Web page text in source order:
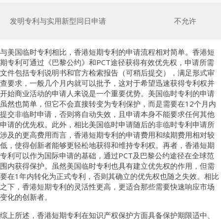
发明专利与实用新型同日申请 不允许
与美国临时专利相比，香港短期专利的申请流程相对简单。香港短
期专利可通过《巴黎公约》和PCT途径获得有效优先权，申请所需
文件包括专利说明书和官方检索报告（可稍后提交），满足形式审
查要求，一般几个月内就可以批予，这对于希望迅速获得专利权并
开始商业活动的申请人来说是一个重要优势。美国临时专利的申请
虽然也简单，但它不会直接转变为专利保护，而是需要在12个月内
提交非临时申请，否则将自动失效，且申请本身不能要求任何其他
申请的优先权。此外，相比美国临时申请随后的非临时专利申请所
涉及的更高费用而言，香港短期专利的申请费用和续期费用相对较
低，使得创新者能够更轻松地获得和维持专利权。再者，香港短期
专利可以作为国际申请的基础，通过PCT及巴黎公约途径在全球范
围内获得保护。虽然美国临时专利也具有建立优先权的作用，但需
要在1年内转化为正式专利，否则其确立的优先权也随之失效。相比
之下，香港短期专利的灵活性更高，更适合那些需要快速响应市场
变化的创新者。
综上所述，香港短期专利在知识产权保护方面具备保护期限适中、